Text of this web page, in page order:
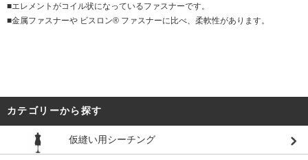
■エレメントがコイル状になっているファスナーです。
■金属ファスナーや ビスロン® ファスナーに比べ、柔軟性があります。
カテゴリーから探す
仮縫い用シーチング